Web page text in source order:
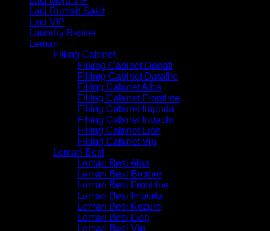
Laci Rumah Sakit
Laci VIP
Laundry Basket
Lemari
Filling Cabinet
Filking Cabinet Donati
Fillimg Cabinet Datafile
Filling Cabinet Alba
Filling Cabinet Frontline
Filling Cabinet Importa
Filling Cabinet Indachi
Filling Cabinet Lion
Filling Cabinet Vip
Lemari Besi
Lemari Besi Alba
Lemari Besi Brother
Lemari Besi Frontline
Lemari Besi Importa
Lemari Besi Kozure
Lemari Besi Lion
Lemari Besi Vip